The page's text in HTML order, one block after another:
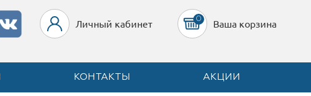
КОНТАКТЫ АКЦИИ
Личный кабинет 0 Ваша корзина